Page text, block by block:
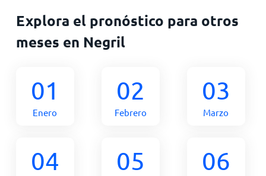
Explora el pronóstico para otros
meses en Negril
01
Enero
02
Febrero
03
Marzo
04 05 06